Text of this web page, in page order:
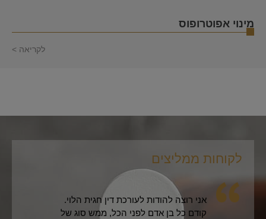
מינוי אפוטרופוס
לקריאה >
אני רוצה להודות לעורכת דין חגית הלוי.
קודם כל בן אדם לפני הכל, ממש סוג של
לקוחות ממליצים